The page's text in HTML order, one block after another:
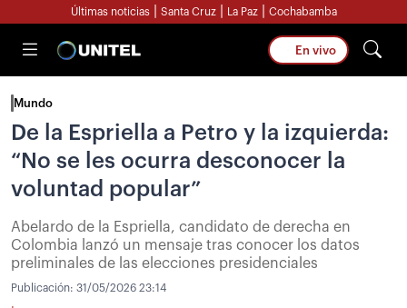
Últimas noticias Santa Cruz La Paz Cochabamba
En vivo
Mundo
De la Espriella a Petro y la izquierda:
“No se les ocurra desconocer la
voluntad popular”
Abelardo de la Espriella, candidato de derecha en
Colombia lanzó un mensaje tras conocer los datos
preliminales de las elecciones presidenciales
Publicación: 31/05/2026 23:14